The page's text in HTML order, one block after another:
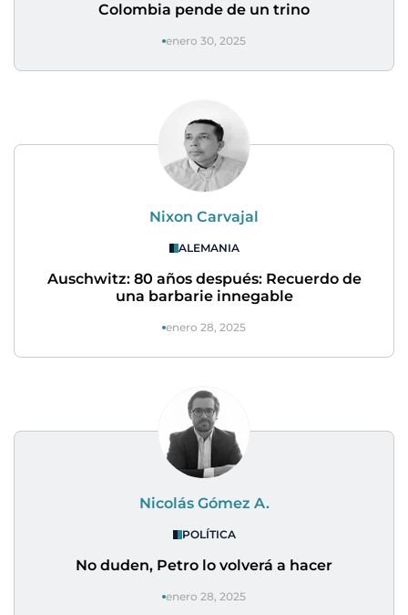
Colombia pende de un trino
enero 30, 2025
Nixon Carvajal
ALEMANIA
Auschwitz: 80 años después: Recuerdo de
una barbarie innegable
enero 28, 2025
Nicolás Gómez A.
POLÍTICA
No duden, Petro lo volverá a hacer
enero 28, 2025